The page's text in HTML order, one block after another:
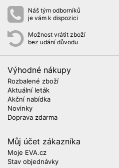
Náš tým odborníků
je vám k dispozici
Možnost vrátit zboží
bez udání důvodu
Výhodné nákupy
Rozbalené zboží
Aktuální leták
Akční nabídka
Novinky
Doprava zdarma
Můj účet zákazníka
Moje EVA.cz
Stav objednávky